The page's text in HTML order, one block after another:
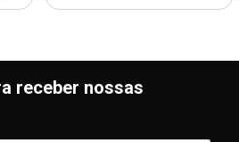
receber nossas